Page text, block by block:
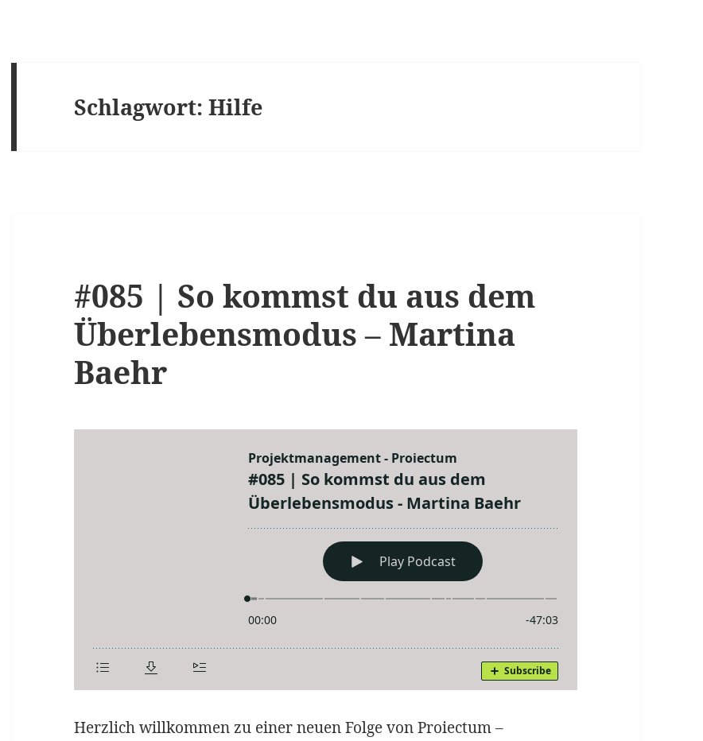
Schlagwort:Hilfe
#085 | So kommst du aus dem
Überlebensmodus – Martina
Baehr
Herzlich willkommen zu einer neuen Folge von Proiectum –